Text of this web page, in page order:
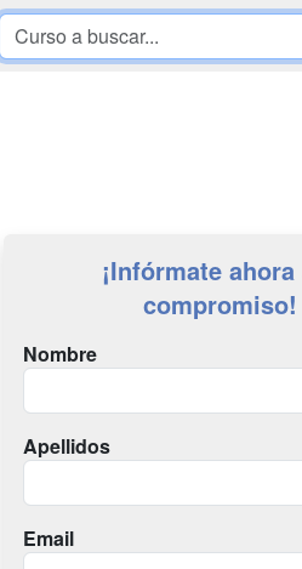
¡Infórmate
compromiso!
Nombre
Apellidos
Email